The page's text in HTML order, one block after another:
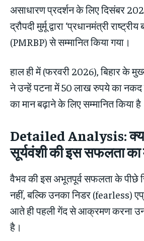
असाधारण प्रदर्शन के लिए दिसंबर
द्रौपदी मुर्मू द्वारा ‘प्रधानमंत्री
(PMRBP) से सम्मानित किया गया।
हाल ही में (फरवरी 2026), बिहार के
ने उन्हें पटना में 50 लाख रुपये का नकद
का मान बढ़ाने के लिए सम्मानित किया
Detailed Analysis:
सूर्यवंशीकी इस सफलता का
वैभव की इस अभूतपूर्व सफलता के पीछे
नहीं, बल्कि उनका निडर (fearless)
आते ही पहली गेंद से आक्रमण करना
है।